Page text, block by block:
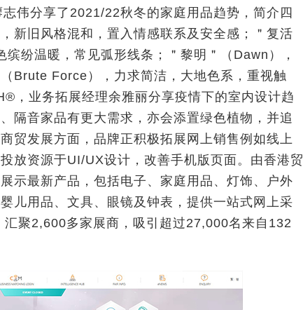
伟分享了2021/22秋冬的家庭用品趋势，简介四
新旧风格混和，置入情感联系及安全感；＂复活
纷温暖，常见弧形线条；＂黎明＂（Dawn），
Brute Force），力求简洁，大地色系，重视触
，业务拓展经理余雅丽分享疫情下的室内设计趋
隔音家品有更大需求，亦会添置绿色植物，并追
贸发展方面，品牌正积极拓展网上销售例如线上
放资源于UI/UX设计，改善手机版页面。由香港贸
示最新产品，包括电子、家庭用品、灯饰、户外
儿用品、文具、眼镜及钟表，提供一站式网上采
聚2,600多家展商，吸引超过27,000名来自132